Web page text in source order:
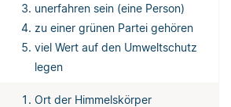
unerfahren sein (eine Person)
zu einer grünen Partei gehören
viel Wert auf den Umweltschutz
legen
Ort der Himmelskörper